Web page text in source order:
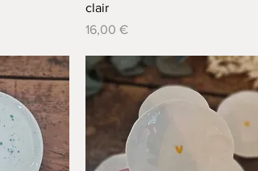
clair
Prix
16,00 €